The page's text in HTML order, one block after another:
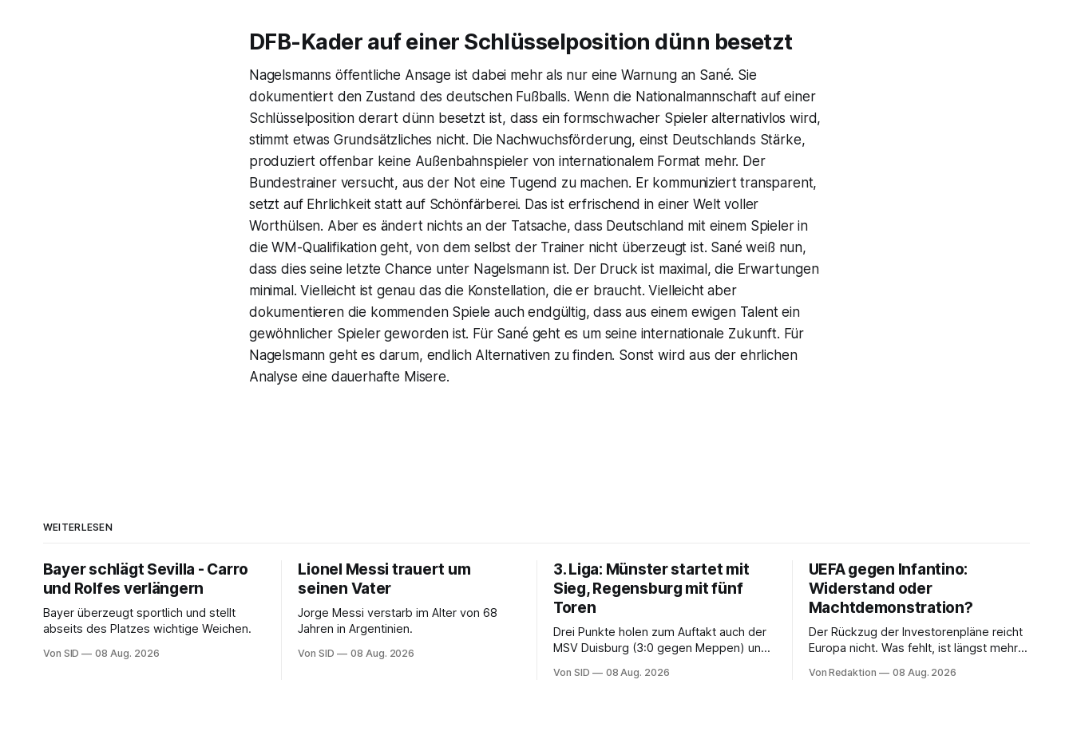
DFB-Kader auf einer Schlüsselposition dünn besetzt
Nagelsmanns öffentliche Ansage ist dabei mehr als nur eine Warnung an Sané. Sie
dokumentiert den Zustand des deutschen Fußballs. Wenn die Nationalmannschaft auf einer
Schlüsselposition derart dünn besetzt ist, dass ein formschwacher Spieler alternativlos wird,
stimmt etwas Grundsätzliches nicht. Die Nachwuchsförderung, einst Deutschlands Stärke,
produziert offenbar keine Außenbahnspieler von internationalem Format mehr. Der
Bundestrainer versucht, aus der Not eine Tugend zu machen. Er kommuniziert transparent,
setzt auf Ehrlichkeit statt auf Schönfärberei. Das ist erfrischend in einer Welt voller
Worthülsen. Aber es ändert nichts an der Tatsache, dass Deutschland mit einem Spieler in
die WM-Qualifikation geht, von dem selbst der Trainer nicht überzeugt ist. Sané weiß nun,
dass dies seine letzte Chance unter Nagelsmann ist. Der Druck ist maximal, die Erwartungen
minimal. Vielleicht ist genau das die Konstellation, die er braucht. Vielleicht aber
dokumentieren die kommenden Spiele auch endgültig, dass aus einem ewigen Talent ein
gewöhnlicher Spieler geworden ist. Für Sané geht es um seine internationale Zukunft. Für
Nagelsmann geht es darum, endlich Alternativen zu finden. Sonst wird aus der ehrlichen
Analyse eine dauerhafte Misere.
WEITERLESEN
Bayer schlägt Sevilla - Carro
und Rolfes verlängern
Bayer überzeugt sportlich und stellt
abseits des Platzes wichtige Weichen.
Von SID 08 Aug. 2026
Lionel Messi trauert um
seinen Vater
Jorge Messi verstarb im Alter von 68
Jahren in Argentinien.
Von SID 08 Aug. 2026
3. Liga: Münster startet mit
Sieg, Regensburg mit fünf
Toren
Drei Punkte holen zum Auftakt auch der
MSV Duisburg (3:0 gegen Meppen) und
Von SID 08 Aug. 2026
UEFA gegen Infantino:
Widerstand oder
Machtdemonstration?
Der Rückzug der Investorenpläne reicht
Europa nicht. Was fehlt, ist längst mehr
einzelnen Mannes
Von Redaktion 08 Aug. 2026